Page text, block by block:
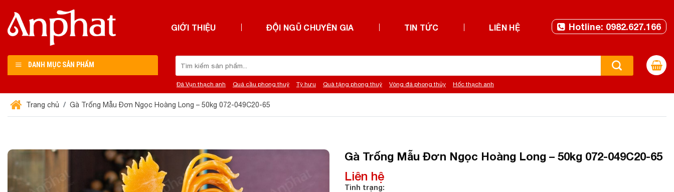
đến
nội
GIỚI THIỆU ĐỘI NGŨ CHUYÊN GIA TIN TỨC LIÊN HỆ Hotline: 0982.627.166
DANH MỤC SẢN PHẨM
kiếm:
Đá Vụn thạch anh Quả cầu phong thuỷ Tỳ hưu Quà tặng phong thuỷ Vòng đá phong thủy Hốc thạch anh
Trang chủ Gà Trống Mẫu Đơn Ngọc Hoàng Long – 50kg 072-049C20-65
Gà Trống Mẫu Đơn Ngọc Hoàng Long – 50kg 072-049C20-65
Liên hệ
Tình trạng: